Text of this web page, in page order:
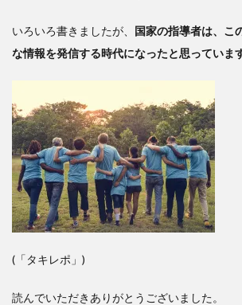
いろいろ書きましたが、 国家の指導者は、こ
な情報を発信する時代になったと思っています
(「タキレポ」)
読んでいただきありがとうございました。